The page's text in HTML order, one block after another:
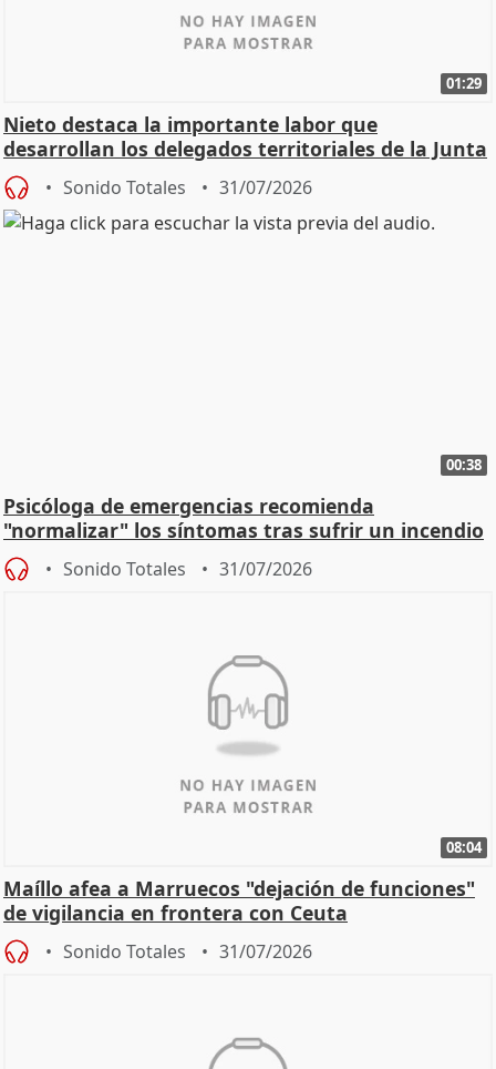
01:29
Nieto destaca la importante labor que
desarrollan los delegados territoriales de la Junta
Sonido Totales 31/07/2026
00:38
Psicóloga de emergencias recomienda
"normalizar" los síntomas tras sufrir un incendio
Sonido Totales 31/07/2026
08:04
Maíllo afea a Marruecos "dejación de funciones"
de vigilancia en frontera con Ceuta
Sonido Totales 31/07/2026